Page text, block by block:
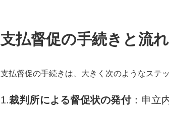
支払督促の手続きと流れ
支払督促の手続きは、大きく次のようなステ
1.裁判所による督促状の発付：申立